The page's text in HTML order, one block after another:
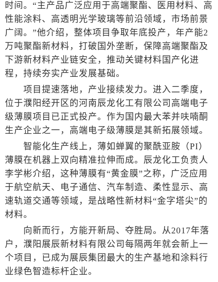
时间。“主产品广泛应用于高端聚酯、医用材料、高
性能涂料、高透明光学玻璃等前沿领域，市场前景
广阔。”他介绍，整体项目争取年底投产，年产能2
万吨聚酯新材料，打破国外垄断，保障高端聚酯及
下游新材料产业链安全，推动关键材料国产化进
程，持续夯实产业发展基础。
项目提速落地，产业接续发力。进入二季度，
位于濮阳经开区的河南辰龙化工有限公司高端电子
级薄膜项目已正式投产。作为国内最大苯并呋喃酮
生产企业之一，高端电子级薄膜是其新拓展领域。
智能化生产线上，薄如蝉翼的聚酰亚胺（PI）
薄膜在机器上双向精准拉伸而成。辰龙化工负责人
李学彬介绍，这种薄膜有“黄金膜”之称，广泛应用
于航空航天、电子通信、汽车制造、柔性显示、高
速轨道交通等领域，是战略性新材料“金字塔尖”的
材料。
向新而行，方能开新局、夺胜局。从2017年落
户，濮阳展辰新材料有限公司每隔两年就会新上一
个项目，已成为展辰集团最大的生产基地和涂料行
业绿色智造标杆企业。